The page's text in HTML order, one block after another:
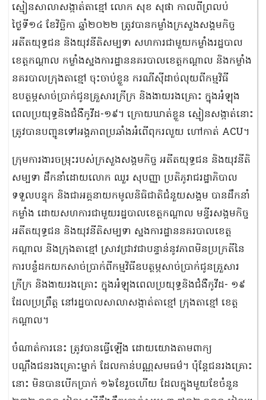
ស្មៀនសាលាសង្កាត់តាខ្មៅ លោក សុខ សុផា កាលពីព្រលប់
ថ្ងៃទី១៤ ខែវិច្ឆិកា ឆ្នាំ២០២២ ត្រូវបានកម្លាំងក្រសួងសង្គមកិច្ច
អតីតយុទ្ធជន និងយុវនីតិសម្បទា សហការជាមួយកម្លាំង​រដ្ឋបាល
ខេត្តកណ្តាល កម្លាំងស្នងការដ្ឋាននគរបាលខេត្តកណ្ដាល និងកម្លាំង
នគរបាលក្រុងតាខ្មៅ ចុះចាប់​ខ្លួន​ ករណីស៊ីដាច់លុយពីកម្មវិធី
ឧបត្ថម្ភសាច់ប្រាក់ជូនគ្រួសារក្រីក្រ និងងាយរងគ្រោះ ក្នុងអំឡុង
ពេលប្រយុទ្ធនិងជំងឺកូវីដ-១៩។ ក្រោយឃាត់ខ្លួន ស្មៀនសង្កាត់នោះ
ត្រូវបានបញ្ជូនទៅអង្គភាពប្រឆាំងអំពើពុករលួយ ហៅកាត់ ACU។
ក្រុមការងារចម្រុះរបស់ក្រសួងសង្គមកិច្ច អតីតយុទ្ធជន និងយុវនីតិ
សម្បទា ដឹកនាំដោយលោក ឈួរ សុបញ្ញា ប្រតិភូរាជរដ្ឋាភិបាល
ទទួលបន្ទុក និងជាអគ្គនាយកមូលនិធិជាតិជំនួយសង្គម បានដឹកនាំ
កម្លាំង ដោយសហការជាមួយរដ្ឋបាលខេត្តកណ្តាល មន្ទីរសង្គមកិច្ច
អតីតយុទ្ធជន និងយុវនីតិសម្បទា ស្នងការដ្ឋាននគរបាលខេត្ត
កណ្តាល និងក្រុងតាខ្មៅ ​ស្រាវជ្រាវជាបន្ទាន់​នូវភាពមិនប្រក្រតីនៃ
ការបន្លំដកយកសាច់ប្រាក់ពីកម្មវិធីឧបត្ថម្ភសាច់ប្រាក់ជូនគ្រួសារ
ក្រីក្រ និងងាយរងគ្រោះ ក្នុងអំឡុងពេលប្រយុទ្ធនិងជំងឺកូវីដ- ១៩
ដែលប្រព្រឹត្ត​ នៅរដ្ឋបាលសាលាសង្កាត់តាខ្មៅ ក្រុងតាខ្មៅ ខេត្ត
កណ្តាល។
ចំណាត់ការនេះ ត្រូវបានធ្វើឡើង ដោយ​យោងតាមពាក្យ
បណ្តឹងជនរងគ្រោះម្នាក់ ដែលកាន់បណ្ណ​សមធម៌។ ប៉ុន្តែ​ជនរងគ្រោះ
នោះ មិនបានបើកប្រាក់ ១៦ខែរួចហើយ ដែលក្នុងមួយខែចំនួន